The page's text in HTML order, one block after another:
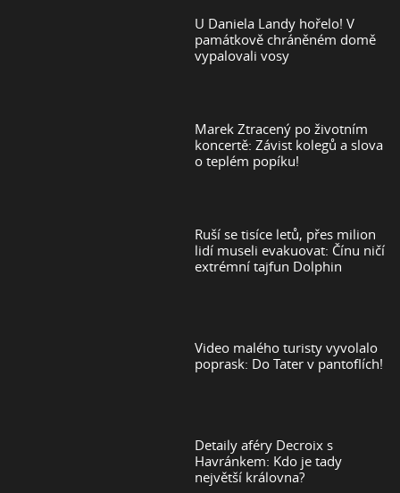
U Daniela Landy hořelo! V
památkově chráněném domě
vypalovali vosy
Marek Ztracený po životním
koncertě: Závist kolegů a slova
o teplém popíku!
Ruší se tisíce letů, přes milion
lidí museli evakuovat: Čínu ničí
extrémní tajfun Dolphin
Video malého turisty vyvolalo
poprask: Do Tater v pantoflích!
Detaily aféry Decroix s
Havránkem: Kdo je tady
největší královna?